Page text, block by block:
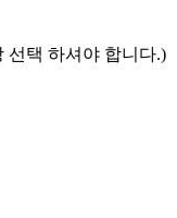
선택 하셔야 합니다.)